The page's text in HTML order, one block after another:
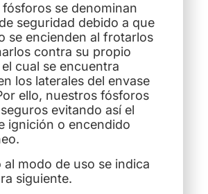
se denominan
seguridad debido a que
se encienden al frotarlos
contra su propio
cual se encuentra
los laterales del envase
ello, nuestros fósforos
evitando así el
ignición o encendido
al modo de uso se indica
siguiente.